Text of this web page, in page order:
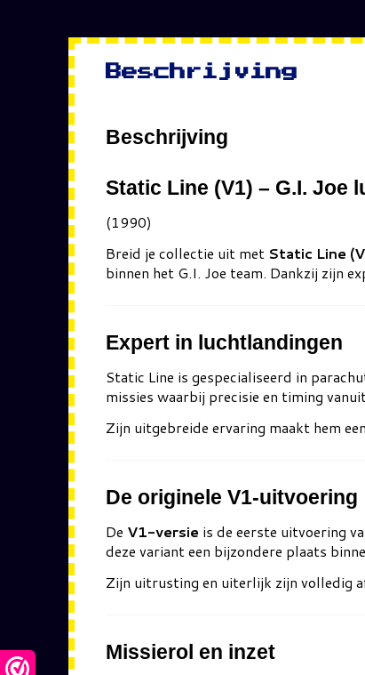
Beschrijving
Beschrijving
Static Line (V1) – G.I.
(1990)
Breid je collectie uit met Static Line
binnen het G.I. Joe team. Dankzij zijn
Expert in luchtlandingen
Static Line is gespecialiseerd in
missies waarbij precisie en timing
Zijn uitgebreide ervaring maakt hem
De originele V1-uitvoering
De V1-versie is de eerste uitvoering
deze variant een bijzondere plaats
Zijn uitrusting en uiterlijk zijn volledig
Missierol en inzet